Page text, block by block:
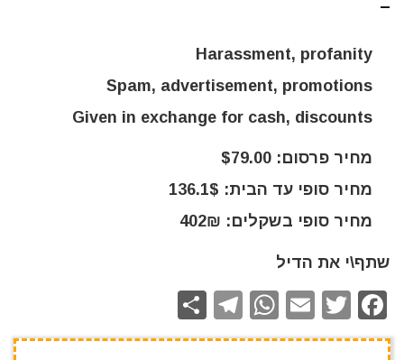
–
Harassment, profanity
Spam, advertisement, promotions
Given in exchange for cash, discounts
מחיר פרסום: $79.00
מחיר סופי עד הבית: 136.1$
מחיר סופי בשקלים: 402₪
שתף\י את הדיל
F
a
T
w
E
m
W
h
T
el
h